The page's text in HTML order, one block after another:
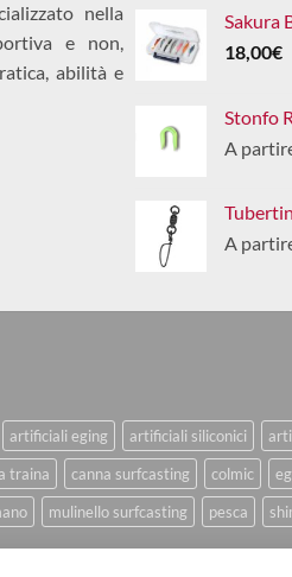
nella
e non,
abilità e
Sakura
18,00€
Stonfo
A
A
artificiali eging artificiali siliconici
traina canna surfcasting colmic
mulinello surfcasting pesca